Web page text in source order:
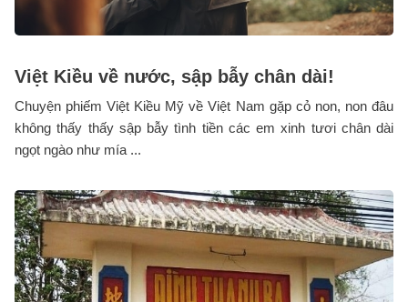
Việt Kiều về nước, sập bẫy chân dài!
Chuyện phiếm Việt Kiều Mỹ về Việt Nam gặp cỏ non, non đâu
không thấy thấy sập bẫy tình tiền các em xinh tươi chân dài
ngọt ngào như mía ...